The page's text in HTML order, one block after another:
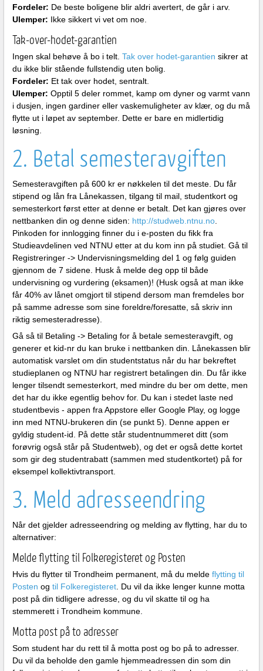
Fordeler: De beste boligene blir aldri avertert, de går i arv.
Ulemper: Ikke sikkert vi vet om noe.
Tak-over-hodet-garantien
Ingen skal behøve å bo i telt. Tak over hodet-garantien sikrer at
du ikke blir stående fullstendig uten bolig.
Fordeler: Et tak over hodet, sentralt.
Ulemper: Opptil 5 deler rommet, kamp om dyner og varmt vann
i dusjen, ingen gardiner eller vaskemuligheter av klær, og du må
flytte ut i løpet av september. Dette er bare en midlertidig
løsning.
2. Betal semesteravgiften
Semesteravgiften på 600 kr er nøkkelen til det meste. Du får
stipend og lån fra Lånekassen, tilgang til mail, studentkort og
semesterkort først etter at denne er betalt. Det kan gjøres over
nettbanken din og denne siden: http://studweb.ntnu.no
Pinkoden for innlogging finner du i e-posten du fikk fra
Studieavdelinen ved NTNU etter at du kom inn på studiet. Gå til
Registreringer -> Undervisningsmelding del 1 og følg guiden
gjennom de 7 sidene. Husk å melde deg opp til både
undervisning og vurdering (eksamen)! (Husk også at man ikke
får 40% av lånet omgjort til stipend dersom man fremdeles bor
på samme adresse som sine foreldre/foresatte, så skriv inn
riktig semesteradresse).
Gå så til Betaling -> Betaling for å betale semesteravgift, og
generer et kid-nr du kan bruke i nettbanken din. Lånekassen blir
automatisk varslet om din studentstatus når du har bekreftet
studieplanen og NTNU har registrert betalingen din. Du får ikke
lenger tilsendt semesterkort, med mindre du ber om dette, men
det har du ikke egentlig behov for. Du kan i stedet laste ned
studentbevis - appen fra Appstore eller Google Play, og logge
inn med NTNU-brukeren din (se punkt 5). Denne appen er
gyldig student-id. På dette står studentnummeret ditt (som
forøvrig også står på Studentweb), og det er også dette kortet
som gir deg studentrabatt (sammen med studentkortet) på for
eksempel kollektivtransport.
3. Meld adresseendring
Når det gjelder adresseendring og melding av flytting, har du to
alternativer:
Melde flytting til Folkeregisteret og Posten
Hvis du flytter til Trondheim permanent, må du melde flytting til
Posten og til Folkeregisteret . Du vil da ikke lenger kunne motta
post på din tidligere adresse, og du vil skatte til og ha
stemmerett i Trondheim kommune.
Motta post på to adresser
Som student har du rett til å motta post og bo på to adresser.
Du vil da beholde den gamle hjemmeadressen din som din